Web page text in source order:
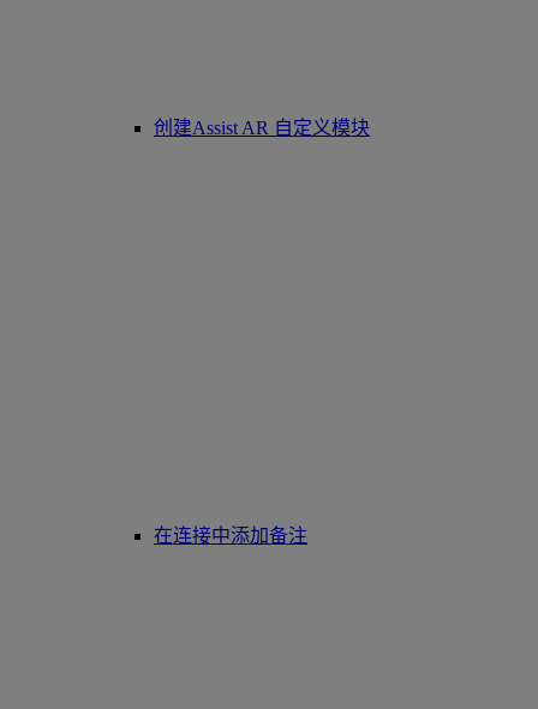
创建Assist AR 自定义模块
在连接中添加备注